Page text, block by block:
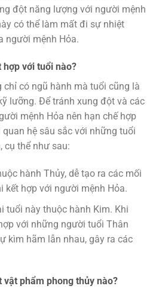
đột năng lượng với người mệnh
có thể làm mất đi sự nhiệt
người mệnh Hỏa.
với tuổi nào?
chỉ có ngũ hành mà tuổi cũng là
lưỡng. Để tránh xung đột và các
mệnh Hỏa nên hạn chế hợp
hệ sâu sắc với những tuổi
cụ thể như sau:
hành Thủy, dễ tạo ra các mối
kết hợp với người mệnh Hỏa.
tuổi này thuộc hành Kim. Khi
với những người tuổi Thân
kìm hãm lẫn nhau, gây ra các
vật phẩm phong thủy nào?